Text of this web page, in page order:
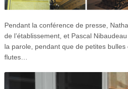
Pendant la conférence de presse,
de l’établissement, et Pascal
la parole, pendant que de petites
flutes…